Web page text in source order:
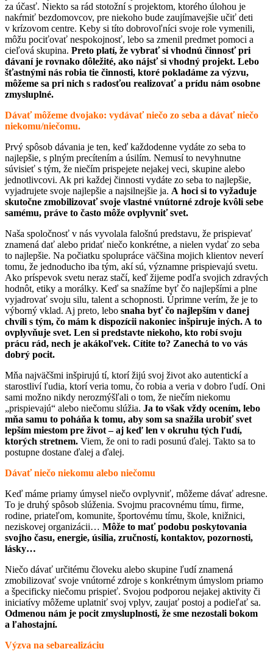
za účasť. Niekto sa rád stotožní s projektom, ktorého úlohou je
nakŕmiť bezdomovcov, pre niekoho bude zaujímavejšie učiť deti
v krízovom centre. Keby si títo dobrovoľníci svoje role vymenili,
môžu pociťovať nespokojnosť, lebo sa zmenil predmet pomoci a
cieľová skupina. Preto platí, že vybrať si vhodnú činnosť pri
dávaní je rovnako dôležité, ako nájsť si vhodný projekt. Lebo
šťastnými nás robia tie činnosti, ktoré pokladáme za výzvu,
môžeme sa pri nich s radosťou realizovať a prídu nám osobne
zmysluplné.
Dávať môžeme dvojako: vydávať niečo zo seba a dávať niečo
niekomu/niečomu.
Prvý spôsob dávania je ten, keď každodenne vydáte zo seba to
najlepšie, s plným precítením a úsilím. Nemusí to nevyhnutne
súvisieť s tým, že niečím prispejete nejakej veci, skupine alebo
jednotlivcovi. Ak pri každej činnosti vydáte zo seba to najlepšie,
vyjadrujete svoje najlepšie a najsilnejšie ja. A hoci si to vyžaduje
skutočne zmobilizovať svoje vlastné vnútorné zdroje kvôli sebe
samému, práve to často môže ovplyvniť svet.
Naša spoločnosť v nás vyvolala falošnú predstavu, že prispievať
znamená dať alebo pridať niečo konkrétne, a nielen vydať zo seba
to najlepšie. Na počiatku spolupráce väčšina mojich klientov neverí
tomu, že jednoducho iba tým, akí sú, významne prispievajú svetu.
Ako príspevok svetu neraz stačí, keď žijeme podľa svojich zdravých
hodnôt, etiky a morálky. Keď sa snažíme byť čo najlepšími a plne
vyjadrovať svoju silu, talent a schopnosti. Úprimne verím, že je to
výborný vklad. Aj preto, lebo snaha byť čo najlepším v danej
chvíli s tým, čo mám k dispozícii nakoniec inšpiruje iných. A to
ovplyvňuje svet. Len si predstavte niekoho, kto robí svoju
prácu rád, nech je akákoľvek. Cítite to? Zanechá to vo vás
dobrý pocit.
Mňa najväčšmi inšpirujú tí, ktorí žijú svoj život ako autentickí a
starostliví ľudia, ktorí veria tomu, čo robia a veria v dobro ľudí. Oni
sami možno nikdy nerozmýšľali o tom, že niečím niekomu
„prispievajú“ alebo niečomu slúžia. Ja to však vždy ocením, lebo
mňa samu to poháňa k tomu, aby som sa snažila urobiť svet
lepším miestom pre život – aj keď len v okruhu tých ľudí,
ktorých stretnem. Viem, že oni to radi posunú ďalej. Takto sa to
postupne dostane ďalej a ďalej.
Dávať niečo niekomu alebo niečomu
Keď máme priamy úmysel niečo ovplyvniť, môžeme dávať adresne.
To je druhý spôsob slúženia. Svojmu pracovnému tímu, firme,
rodine, priateľom, komunite, športovému tímu, škole, knižnici,
neziskovej organizácii… Môže to mať podobu poskytovania
svojho času, energie, úsilia, zručností, kontaktov, pozornosti,
lásky…
Niečo dávať určitému človeku alebo skupine ľudí znamená
zmobilizovať svoje vnútorné zdroje s konkrétnym úmyslom priamo
a špecificky niečomu prispieť. Svojou podporou nejakej aktivity či
iniciatívy môžeme uplatniť svoj vplyv, zaujať postoj a podieľať sa.
Odmenou nám je pocit zmysluplnosti, že sme nezostali bokom
a ľahostajní.
Výzva na sebarealizáciu